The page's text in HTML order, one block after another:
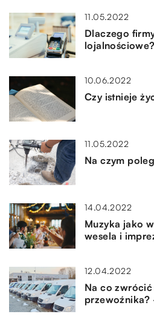
11.05.2022
Dlaczego
lojalnościowe?
10.06.2022
Czy istnieje
11.05.2022
Na czym
14.04.2022
Muzyka jako
wesela i
12.04.2022
Na co